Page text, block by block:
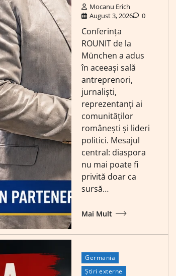
Mocanu Erich
August 3, 2026
0
Conferința
ROUNIT de la
München a adus
în aceeași sală
antreprenori,
jurnaliști,
reprezentanți ai
comunităților
românești și lideri
politici. Mesajul
central: diaspora
nu mai poate fi
privită doar ca
sursă…
Mai Mult
Germania
Știri externe